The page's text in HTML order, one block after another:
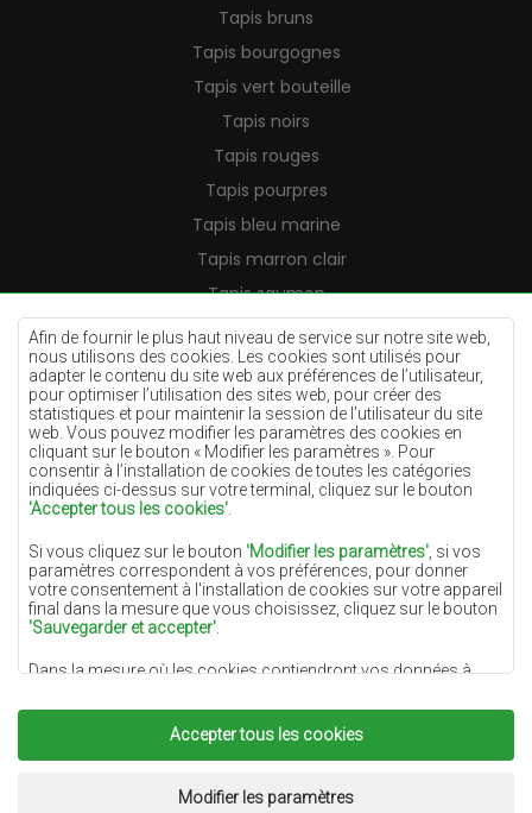
Afin de fournir le plus haut niveau de service sur notre site web,
nous utilisons des cookies. Les cookies sont utilisés pour
adapter le contenu du site web aux préférences de l’utilisateur,
pour optimiser l’utilisation des sites web, pour créer des
statistiques et pour maintenir la session de l’utilisateur du site
web. Vous pouvez modifier les paramètres des cookies en
cliquant sur le bouton « Modifier les paramètres ». Pour
consentir à l’installation de cookies de toutes les catégories
indiquées ci-dessus sur votre terminal, cliquez sur le bouton
'Accepter tous les cookies'
Si vous cliquez sur le bouton 'Modifier les paramètres' , si vos
paramètres correspondent à vos préférences, pour donner
votre consentement à l'installation de cookies sur votre appareil
final dans la mesure que vous choisissez, cliquez sur le bouton
'Sauvegarder et accepter'
Dans la mesure où les cookies contiendront vos données à
du responsable du traitement des données (DYWANYCHEMEX)
ou de tiers sous la forme de la fourniture de services de haute
qualité sur notre site Web et des activités de marketing du
responsable du traitement des données et de ses Partenaires de
Accepter tous les cookies
Modifier les paramètres
Tapis bruns
Tapis bourgognes
Tapis vert bouteille
Tapis noirs
Tapis rouges
Tapis pourpres
Tapis bleu marine
Tapis marron clair
Tapis saumon
Tapis crème
Tapis lilas
Tapis jaunes
Tapis menthe
Tapis bleus
Tapis oranges
Tapis gris
Tapis terre cuite
Tapis dorés
Réalisation:www.dimax.pl